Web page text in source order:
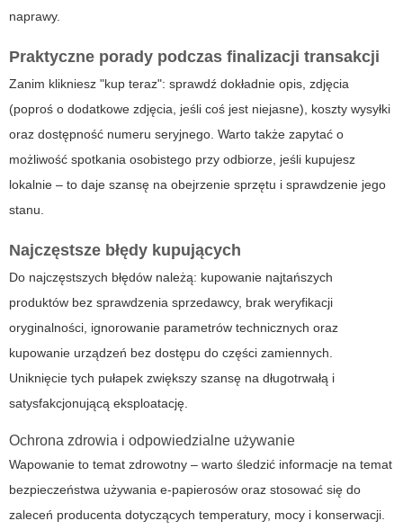
naprawy.
Praktyczne porady podczas finalizacji transakcji
Zanim klikniesz "kup teraz": sprawdź dokładnie opis, zdjęcia
(poproś o dodatkowe zdjęcia, jeśli coś jest niejasne), koszty wysyłki
oraz dostępność numeru seryjnego. Warto także zapytać o
możliwość spotkania osobistego przy odbiorze, jeśli kupujesz
lokalnie – to daje szansę na obejrzenie sprzętu i sprawdzenie jego
stanu.
Najczęstsze błędy kupujących
Do najczęstszych błędów należą: kupowanie najtańszych
produktów bez sprawdzenia sprzedawcy, brak weryfikacji
oryginalności, ignorowanie parametrów technicznych oraz
kupowanie urządzeń bez dostępu do części zamiennych.
Uniknięcie tych pułapek zwiększy szansę na długotrwałą i
satysfakcjonującą eksploatację.
Ochrona zdrowia i odpowiedzialne używanie
Wapowanie to temat zdrowotny – warto śledzić informacje na temat
bezpieczeństwa używania e-papierosów oraz stosować się do
zaleceń producenta dotyczących temperatury, mocy i konserwacji.